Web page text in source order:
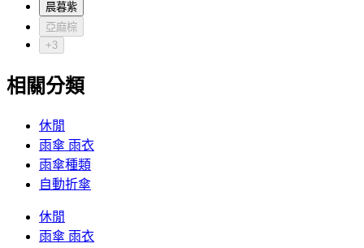
晨暮紫
亞麻棕
+3
相關分類
休閒
雨傘 雨衣
雨傘種類
自動折傘
休閒
雨傘 雨衣